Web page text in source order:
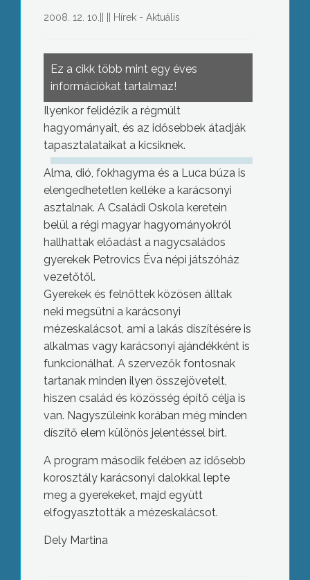
2008. 12. 10. Hírek - Aktuális
Ez a cikk több mint egy éves
információkat tartalmaz!
Ilyenkor felidézik a régmúlt
hagyományait, és az idősebbek átadják
tapasztalataikat a kicsiknek.
Alma, dió, fokhagyma és a Luca búza is
elengedhetetlen kelléke a karácsonyi
asztalnak. A Családi Oskola keretein
belül a régi magyar hagyományokról
hallhattak előadást a nagycsaládos
gyerekek Petrovics Éva népi játszóház
vezetőtől.
Gyerekek és felnőttek közösen álltak
neki megsütni a karácsonyi
mézeskalácsot, ami a lakás díszítésére is
alkalmas vagy karácsonyi ajándékként is
funkcionálhat. A szervezők fontosnak
tartanak minden ilyen összejövetelt,
hiszen család és közösség építő célja is
van. Nagyszüleink korában még minden
díszítő elem különös jelentéssel bírt.
A program második felében az idősebb
korosztály karácsonyi dalokkal lepte
meg a gyerekeket, majd együtt
elfogyasztották a mézeskalácsot.
Dely Martina